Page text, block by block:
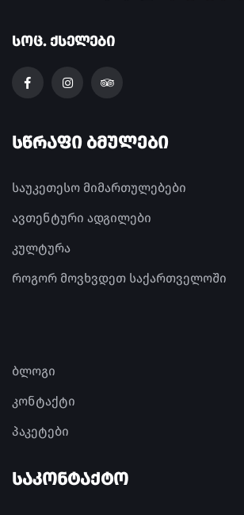
ᲡᲝᲪ. ᲥᲡᲔᲚᲔᲑᲘ
ᲡᲬᲠᲐᲤᲘ ᲑᲛᲣᲚᲔᲑᲘ
საუკეთესო მიმართულებები
ავთენტური ადგილები
კულტურა
როგორ მოვხვდეთ საქართველოში
ბლოგი
კონტაქტი
პაკეტები
ᲡᲐᲙᲝᲜᲢᲐᲥᲢᲝ